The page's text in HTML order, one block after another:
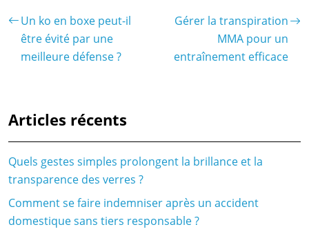
Un ko en boxe peut-il
être évité par une
meilleure défense ?
Gérer la transpiration
MMA pour un
entraînement efficace
Articles récents
Quels gestes simples prolongent la brillance et la
transparence des verres ?
Comment se faire indemniser après un accident
domestique sans tiers responsable ?